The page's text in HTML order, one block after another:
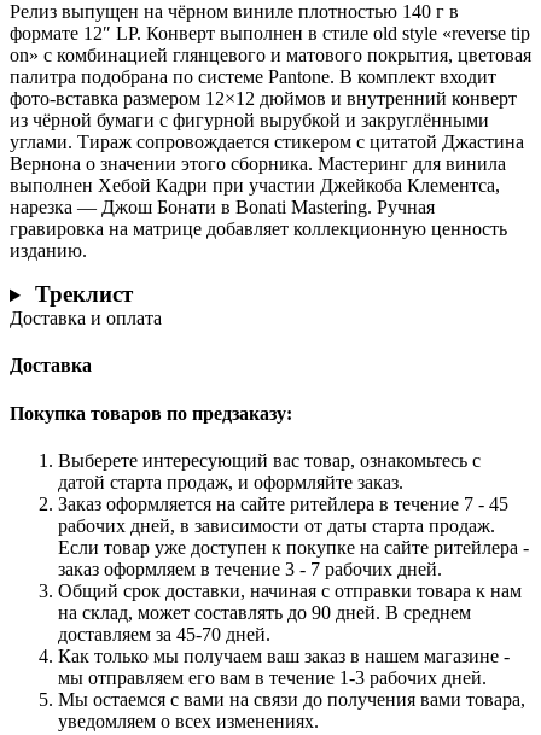
Релиз выпущен на чёрном виниле плотностью 140 г в
формате 12″ LP. Конверт выполнен в стиле old style «reverse tip
on» с комбинацией глянцевого и матового покрытия, цветовая
палитра подобрана по системе Pantone. В комплект входит
фото-вставка размером 12×12 дюймов и внутренний конверт
из чёрной бумаги с фигурной вырубкой и закруглёнными
углами. Тираж сопровождается стикером с цитатой Джастина
Вернона о значении этого сборника. Мастеринг для винила
выполнен Хебой Кадри при участии Джейкоба Клементса,
нарезка — Джош Бонати в Bonati Mastering. Ручная
гравировка на матрице добавляет коллекционную ценность
изданию.
Треклист
Доставка и оплата
Доставка
Покупка товаров по предзаказу:
Выберете интересующий вас товар, ознакомьтесь с
датой старта продаж, и оформляйте заказ.
Заказ оформляется на сайте ритейлера в течение 7 - 45
рабочих дней, в зависимости от даты старта продаж.
Если товар уже доступен к покупке на сайте ритейлера -
заказ оформляем в течение 3 - 7 рабочих дней.
Общий срок доставки, начиная с отправки товара к нам
на склад, может составлять до 90 дней. В среднем
доставляем за 45-70 дней.
Как только мы получаем ваш заказ в нашем магазине -
мы отправляем его вам в течение 1-3 рабочих дней.
Мы остаемся с вами на связи до получения вами товара,
уведомляем о всех изменениях.